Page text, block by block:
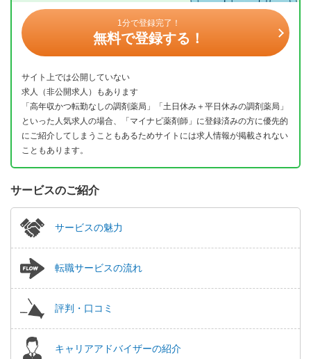
1分で登録完了！
無料で登録する！
サイト上では公開していない
求人（非公開求人）もあります
「高年収かつ転勤なしの調剤薬局」「土日休み＋平日休みの調剤薬局」
といった人気求人の場合、「マイナビ薬剤師」に登録済みの方に優先的
にご紹介してしまうこともあるためサイトには求人情報が掲載されない
こともあります。
サービスのご紹介
サービスの魅力
転職サービスの流れ
評判・口コミ
キャリアアドバイザーの紹介